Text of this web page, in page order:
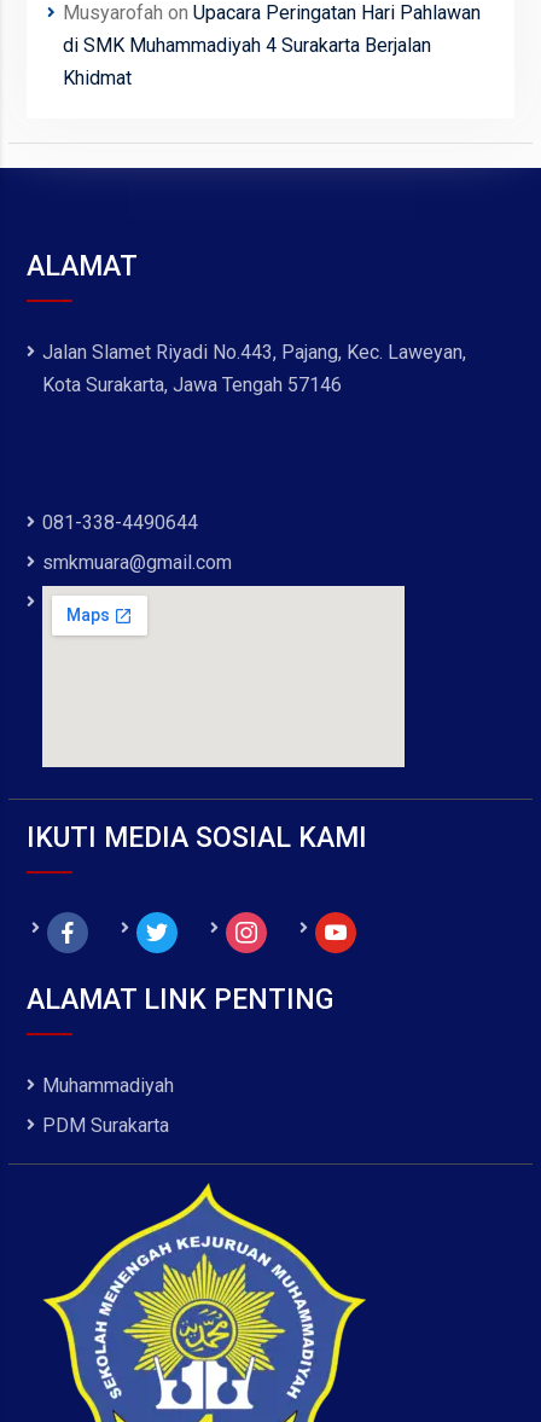
Musyarofah on Upacara Peringatan Hari Pahlawan
di SMK Muhammadiyah 4 Surakarta Berjalan
Khidmat
ALAMAT
Jalan Slamet Riyadi No.443, Pajang, Kec. Laweyan,
Kota Surakarta, Jawa Tengah 57146
081-338-4490644
smkmuara@gmail.com
IKUTI MEDIA SOSIAL KAMI
facebook twitter instagram youtube
ALAMAT LINK PENTING
Muhammadiyah
PDM Surakarta